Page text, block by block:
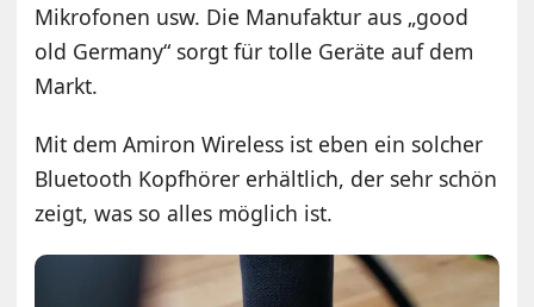
Mikrofonen usw. Die Manufaktur aus „good
old Germany“ sorgt für tolle Geräte auf dem
Markt.
Mit dem Amiron Wireless ist eben ein solcher
Bluetooth Kopfhörer erhältlich, der sehr schön
zeigt, was so alles möglich ist.